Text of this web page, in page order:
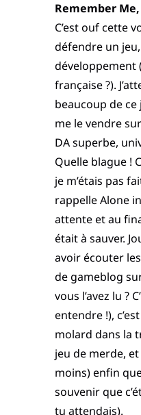
Remember
C’est ouf cette
défendre un
développement
française ?).
beaucoup de ce
me le vendre
DA superbe,
Quelle blague !
je m’étais pas
rappelle Alone
attente et au
était à sauver.
avoir écouter
de gameblog
vous l’avez lu ?
entendre !),
molard dans la
jeu de merde,
moins) enfin
souvenir que
tu attendais).